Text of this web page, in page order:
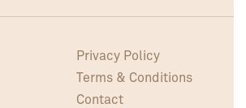
Privacy Policy
Terms & Conditions
Contact